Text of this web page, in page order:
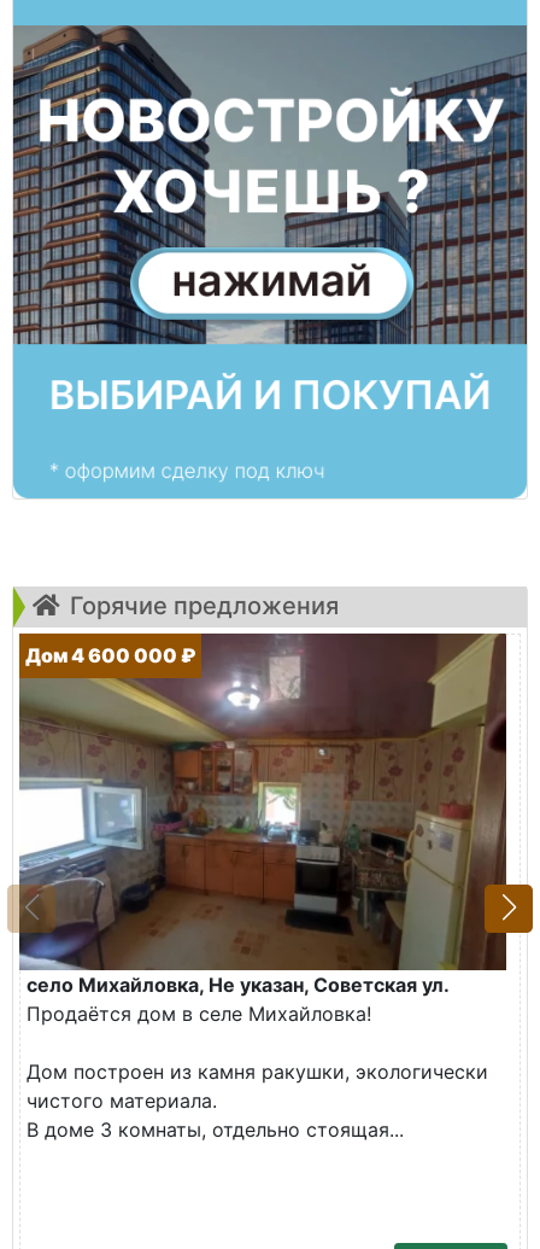
Горячие предложения
Дом 4 600 000 ₽
село Михайловка, Не указан, Советская ул.
Продаётся дом в селе Михайловка!
Дом построен из камня ракушки, экологически
чистого материала.
В доме 3 комнаты, отдельно стоящая...